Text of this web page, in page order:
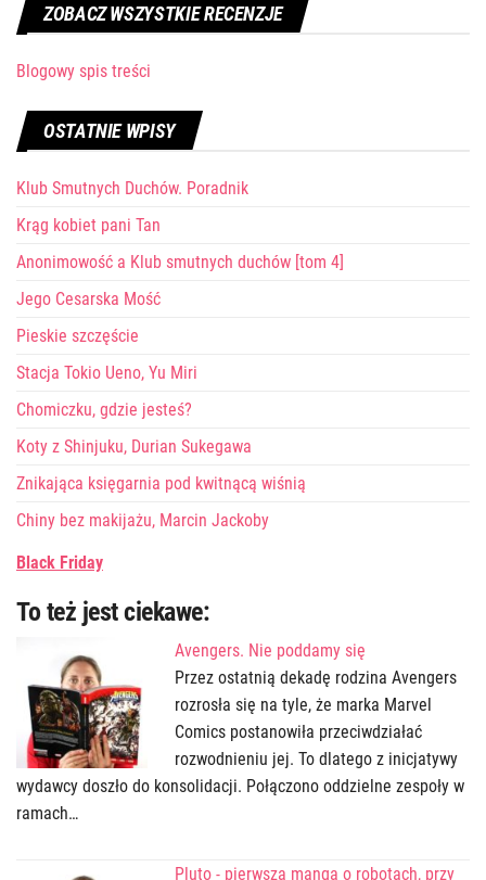
ZOBACZ WSZYSTKIE RECENZJE
Blogowy spis treści
OSTATNIE WPISY
Klub Smutnych Duchów. Poradnik
Krąg kobiet pani Tan
Anonimowość a Klub smutnych duchów [tom 4]
Jego Cesarska Mość
Pieskie szczęście
Stacja Tokio Ueno, Yu Miri
Chomiczku, gdzie jesteś?
Koty z Shinjuku, Durian Sukegawa
Znikająca księgarnia pod kwitnącą wiśnią
Chiny bez makijażu, Marcin Jackoby
Black Friday
To też jest ciekawe:
Avengers. Nie poddamy się
Przez ostatnią dekadę rodzina Avengers
rozrosła się na tyle, że marka Marvel
Comics postanowiła przeciwdziałać
rozwodnieniu jej. To dlatego z inicjatywy
wydawcy doszło do konsolidacji. Połączono oddzielne zespoły w
ramach…
Pluto - pierwsza manga o robotach, przy